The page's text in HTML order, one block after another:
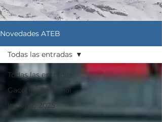
Novedades ATEB
Todas las entradas
Gacetilla Semanal
Invierno 2025
Todas las entradas